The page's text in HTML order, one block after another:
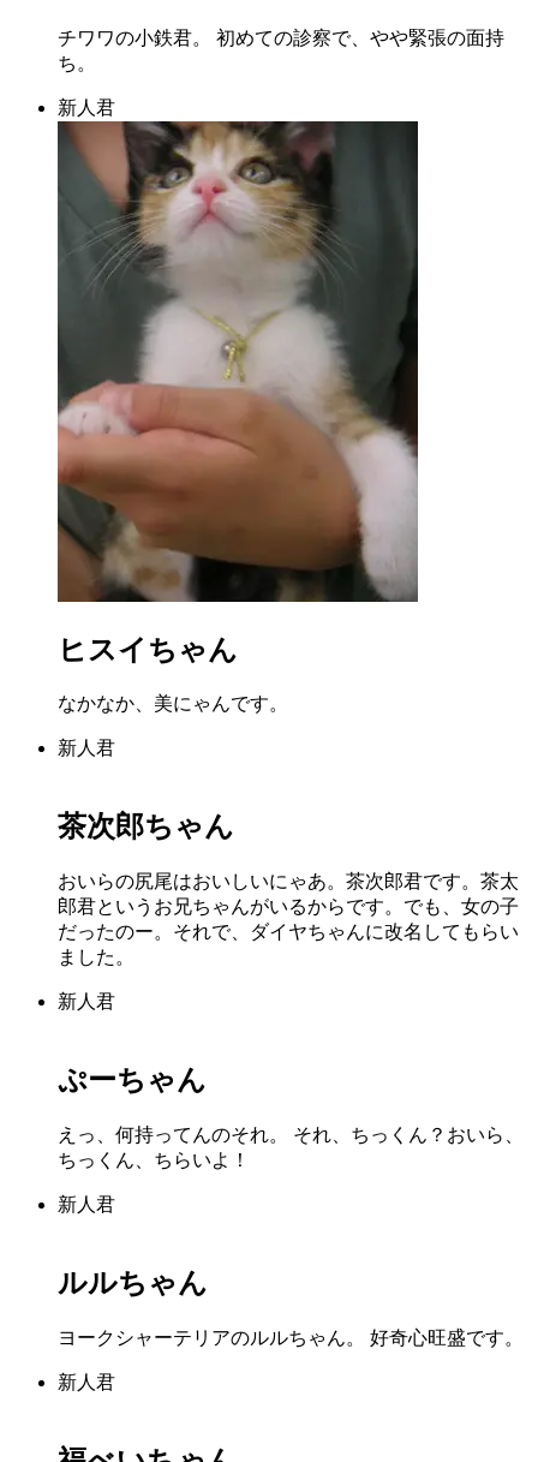
チワワの小鉄君。 初めての診察で、やや緊張の面持
ち。
新人君
ヒスイちゃん
なかなか、美にゃんです。
新人君
茶次郎ちゃん
おいらの尻尾はおいしいにゃあ。茶次郎君です。茶太
郎君というお兄ちゃんがいるからです。でも、女の子
だったのー。それで、ダイヤちゃんに改名してもらい
ました。
新人君
ぷーちゃん
えっ、何持ってんのそれ。 それ、ちっくん？おいら、
ちっくん、ちらいよ！
新人君
ルルちゃん
ヨークシャーテリアのルルちゃん。 好奇心旺盛です。
新人君